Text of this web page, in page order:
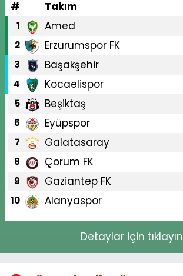
#
Takım
1 Amed
2 Erzurumspor FK
3 Başakşehir
4 Kocaelispor
5 Beşiktaş
6 Eyüpspor
7 Galatasaray
8 Çorum FK
9 Gaziantep FK
10 Alanyaspor
Detaylar için tıklayın